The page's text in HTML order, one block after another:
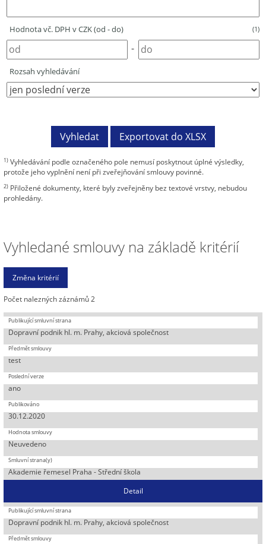
Hodnota vč. DPH v CZK (od - do) (1)
-
Rozsah vyhledávání
1) Vyhledávání podle označeného pole nemusí poskytnout úplné výsledky,
protože jeho vyplnění není při zveřejňování smlouvy povinné.
2) Přiložené dokumenty, které byly zveřejněny bez textové vrstvy, nebudou
prohledány.
Vyhledané smlouvy na základě kritérií
Počet nalezných záznámů 2
Dopravní podnik hl. m. Prahy, akciová společnost
test
ano
30.12.2020
Neuvedeno
Akademie řemesel Praha - Střední škola
Detail
Dopravní podnik hl. m. Prahy, akciová společnost